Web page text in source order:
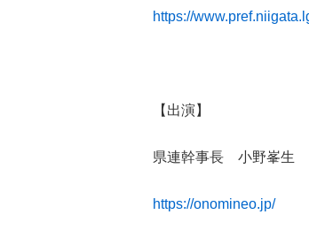
https://
【出演】
県連幹事長 小野峯生
https://onomineo.jp/